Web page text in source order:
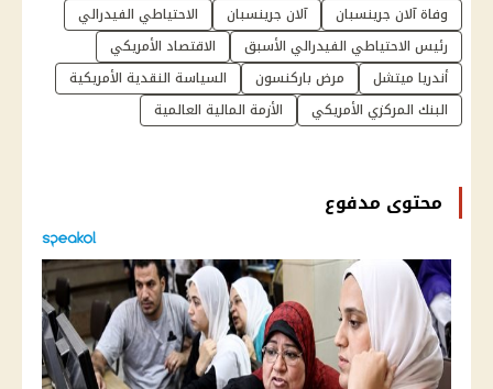
وفاة آلان جرينسبان آلان جرينسبان
الاحتياطي الفيدرالي
رئيس الاحتياطي الفيدرالي الأسبق
الاقتصاد الأمريكي
أندريا ميتشل
مرض باركنسون
السياسة النقدية الأمريكية
البنك المركزي الأمريكي
الأزمة المالية العالمية
محتوى مدفوع